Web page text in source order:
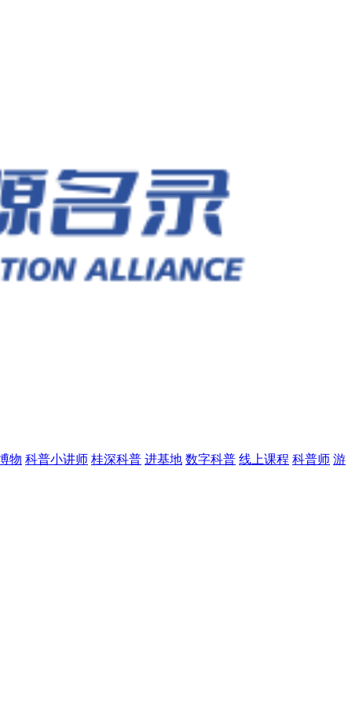
物 科普小讲师 桂深科普 进基地 数字科普 线上课程 科普师 游